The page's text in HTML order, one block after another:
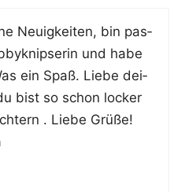
Neu­ig­kei­ten, bin pas­
und habe
ein Spaß. Lie­be dei­
bist so schon locker
. Lie­be Grü­ße!